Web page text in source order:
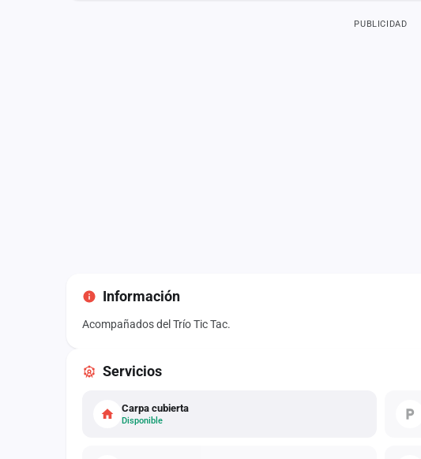
PUBLICIDAD
Información
Acompañados del Trío Tic Tac.
Servicios
Carpa cubierta
Disponible